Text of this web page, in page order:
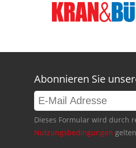
Abonnieren Sie
Dieses Formular wird durch
Nutzungsbedingungen